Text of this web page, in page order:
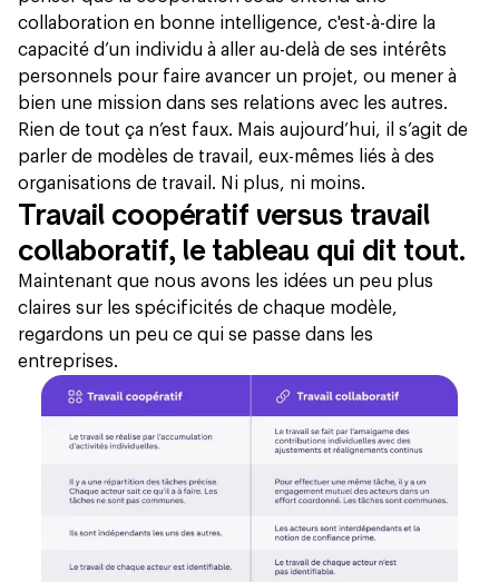
collaboration en bonne intelligence, c'est-à-dire la
capacité d’un individu à aller au-delà de ses intérêts
personnels pour faire avancer un projet, ou mener à
bien une mission dans ses relations avec les autres.
Rien de tout ça n’est faux. Mais aujourd’hui, il s’agit de
parler de modèles de travail, eux-mêmes liés à des
organisations de travail. Ni plus, ni moins.
Travail coopératif versus travail
collaboratif, le tableau qui dit tout.
Maintenant que nous avons les idées un peu plus
claires sur les spécificités de chaque modèle,
regardons un peu ce qui se passe dans les
entreprises.